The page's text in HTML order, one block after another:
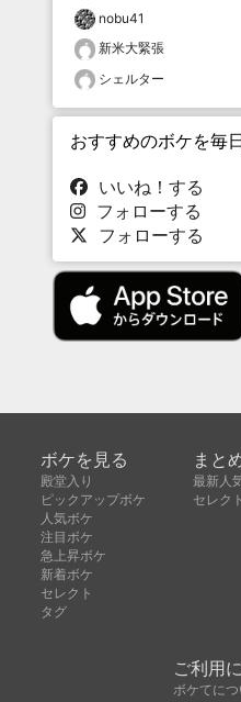
nobu41
新米大緊張
シェルター
おすすめのボケを毎
いいね！する
フォローする
フォローする
ボケを見る
殿堂入り
ピックアップボケ
人気ボケ
注目ボケ
急上昇ボケ
新着ボケ
セレクト
タグ
まと
最新人
セレク
ご利用
ボケてに